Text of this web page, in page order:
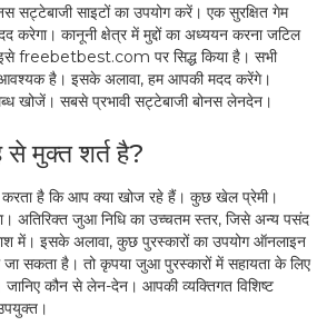
सट्टेबाजी साइटों का उपयोग करें। एक सुरक्षित गेम
करेगा। कानूनी क्षेत्र में मुद्दों का अध्ययन करना जटिल
इसे freebetbest.com पर सिद्ध किया है। सभी
आवश्यक है। इसके अलावा, हम आपकी मदद करेंगे।
खोजें। सबसे प्रभावी सट्टेबाजी बोनस लेनदेन।
से मुक्त शर्त है?
करता है कि आप क्या खोज रहे हैं। कुछ खेल प्रेमी।
अतिरिक्त जुआ निधि का उच्चतम स्तर, जिसे अन्य पसंद
में। इसके अलावा, कुछ पुरस्कारों का उपयोग ऑनलाइन
जा सकता है। तो कृपया जुआ पुरस्कारों में सहायता के लिए
जानिए कौन से लेन-देन। आपकी व्यक्तिगत विशिष्ट